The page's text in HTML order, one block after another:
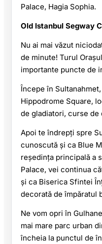
Palace, Hagia Sophia.
Old Istanbul Segway
Nu ai mai văzut
de minute! Turul
importante puncte de
Începe în
Hippodrome Square,
de gladiatori, curse de
Apoi te îndrepți spre
cunoscută și ca Blue
reședința principală a
Palace, vei continua
și ca Biserica Sfintei
decorată de împăratul
Ne vom opri în
mai mare parc urban
încheia la punctul de